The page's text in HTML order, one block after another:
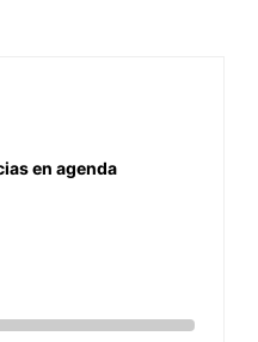
en agenda